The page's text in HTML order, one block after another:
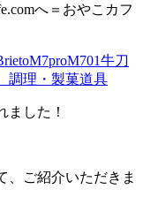
へ＝おやこカフ
牛刀
調理・製菓道具
ました！
、ご紹介いただきま